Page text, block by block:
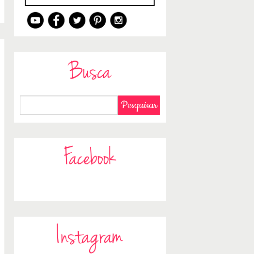
Busca
Facebook
Instagram